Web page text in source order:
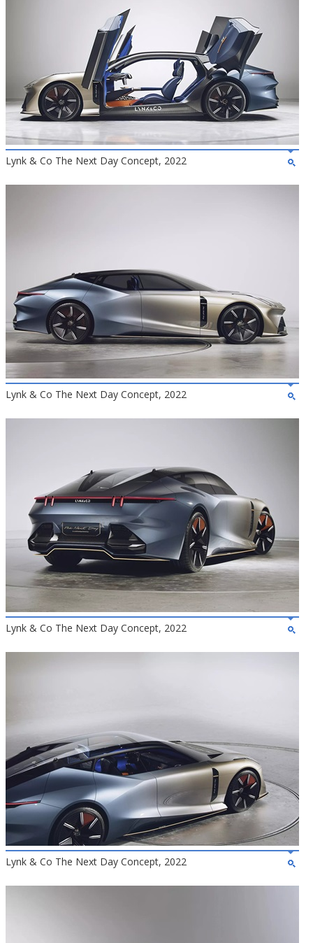
Lynk & Co The Next Day Concept, 2022
Lynk & Co The Next Day Concept, 2022
Lynk & Co The Next Day Concept, 2022
Lynk & Co The Next Day Concept, 2022